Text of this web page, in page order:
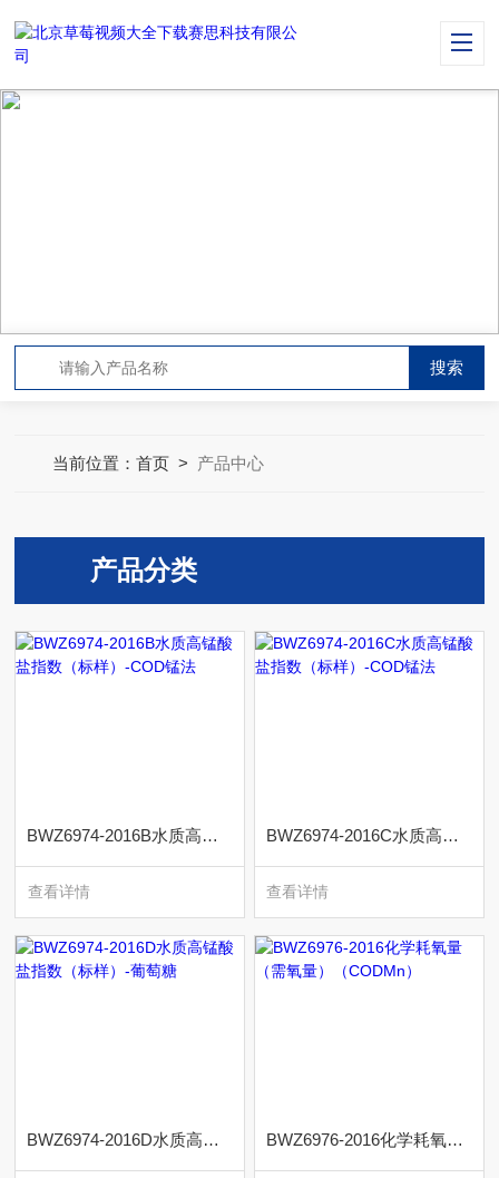
当前位置：首页 > 产品中心
产品分类
BWZ6974-2016B水质高锰酸盐指数（标样）-COD锰法
查看详情
BWZ6974-2016C水质高锰酸盐指数（标样）-COD锰法
查看详情
BWZ6974-2016D水质高锰酸盐指数（标样）-葡萄糖 BWZ6976-2016化学耗氧量（需氧量）（CODMn）